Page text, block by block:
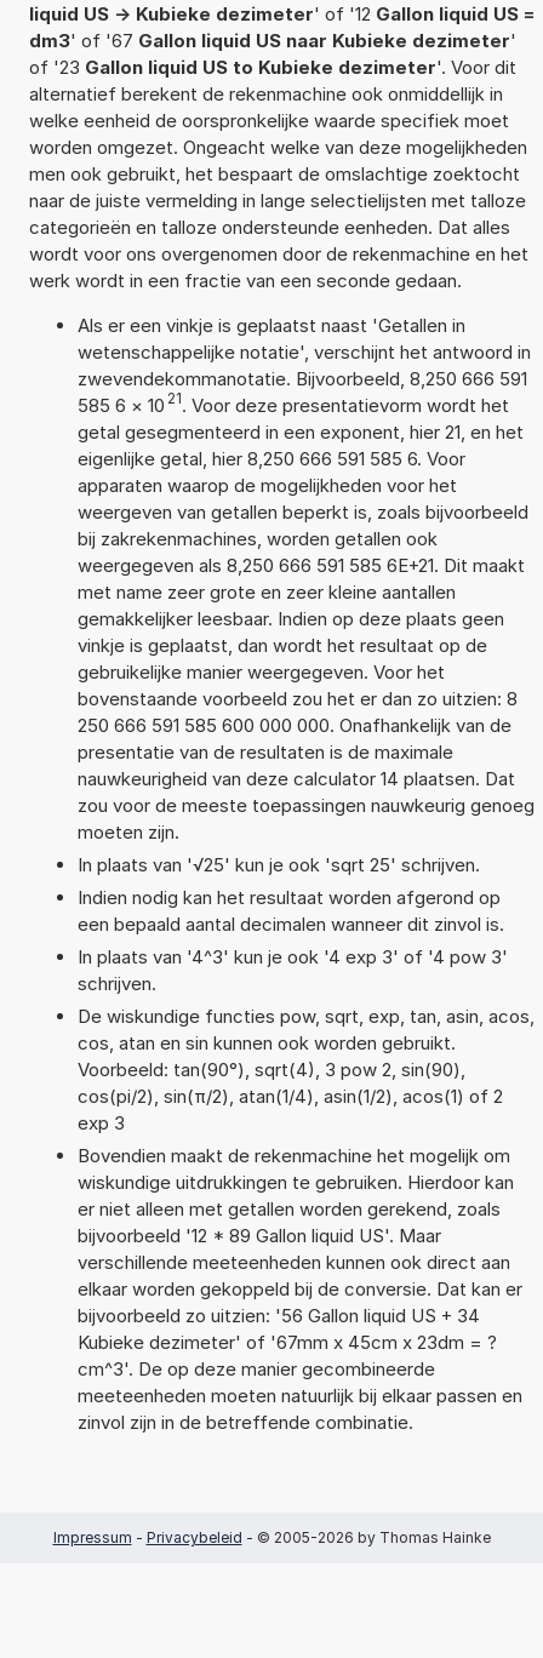
liquid US -> Kubieke dezimeter' of '12 Gallon liquid US =
dm3' of '67 Gallon liquid US naar Kubieke dezimeter'
of '23 Gallon liquid US to Kubieke dezimeter'. Voor dit
alternatief berekent de rekenmachine ook onmiddellijk in
welke eenheid de oorspronkelijke waarde specifiek moet
worden omgezet. Ongeacht welke van deze mogelijkheden
men ook gebruikt, het bespaart de omslachtige zoektocht
naar de juiste vermelding in lange selectielijsten met talloze
categorieën en talloze ondersteunde eenheden. Dat alles
wordt voor ons overgenomen door de rekenmachine en het
werk wordt in een fractie van een seconde gedaan.
Als er een vinkje is geplaatst naast 'Getallen in
wetenschappelijke notatie', verschijnt het antwoord in
zwevendekommanotatie. Bijvoorbeeld, 8,250 666 591
585 6 × 10 21. Voor deze presentatievorm wordt het
getal gesegmenteerd in een exponent, hier 21, en het
eigenlijke getal, hier 8,250 666 591 585 6. Voor
apparaten waarop de mogelijkheden voor het
weergeven van getallen beperkt is, zoals bijvoorbeeld
bij zakrekenmachines, worden getallen ook
weergegeven als 8,250 666 591 585 6E+21. Dit maakt
met name zeer grote en zeer kleine aantallen
gemakkelijker leesbaar. Indien op deze plaats geen
vinkje is geplaatst, dan wordt het resultaat op de
gebruikelijke manier weergegeven. Voor het
bovenstaande voorbeeld zou het er dan zo uitzien: 8
250 666 591 585 600 000 000. Onafhankelijk van de
presentatie van de resultaten is de maximale
nauwkeurigheid van deze calculator 14 plaatsen. Dat
zou voor de meeste toepassingen nauwkeurig genoeg
moeten zijn.
In plaats van '√25' kun je ook 'sqrt 25' schrijven.
Indien nodig kan het resultaat worden afgerond op
een bepaald aantal decimalen wanneer dit zinvol is.
In plaats van '4^3' kun je ook '4 exp 3' of '4 pow 3'
schrijven.
De wiskundige functies pow, sqrt, exp, tan, asin, acos,
cos, atan en sin kunnen ook worden gebruikt.
Voorbeeld: tan(90°), sqrt(4), 3 pow 2, sin(90),
cos(pi/2), sin(π/2), atan(1/4), asin(1/2), acos(1) of 2
exp 3
Bovendien maakt de rekenmachine het mogelijk om
wiskundige uitdrukkingen te gebruiken. Hierdoor kan
er niet alleen met getallen worden gerekend, zoals
bijvoorbeeld '12 * 89 Gallon liquid US'. Maar
verschillende meeteenheden kunnen ook direct aan
elkaar worden gekoppeld bij de conversie. Dat kan er
bijvoorbeeld zo uitzien: '56 Gallon liquid US + 34
Kubieke dezimeter' of '67mm x 45cm x 23dm = ?
cm^3'. De op deze manier gecombineerde
meeteenheden moeten natuurlijk bij elkaar passen en
zinvol zijn in de betreffende combinatie.
Impressum - Privacybeleid - © 2005-2026 by Thomas Hainke